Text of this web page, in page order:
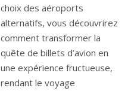
choix des aéroports
alternatifs, vous découvrirez
comment transformer la
quête de billets d’avion en
une expérience fructueuse,
rendant le voyage